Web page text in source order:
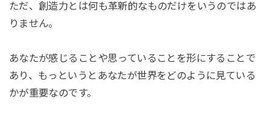
ただ、創造力とは何も革新的なものだけをいうのではあ
りません。
あなたが感じることや思っていることを形にすることで
あり、もっというとあなたが世界をどのように見ている
かが重要なのです。